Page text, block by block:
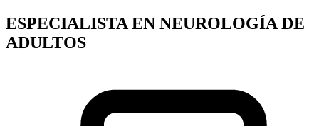
ESPECIALISTA EN NEUROLOGÍA DE
ADULTOS